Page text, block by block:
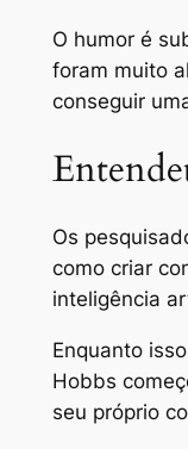
O humor é
foram muito
conseguir
Os
como criar
inteligência
Enquanto
Hobbs
seu próprio